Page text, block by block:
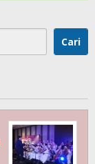
Cari